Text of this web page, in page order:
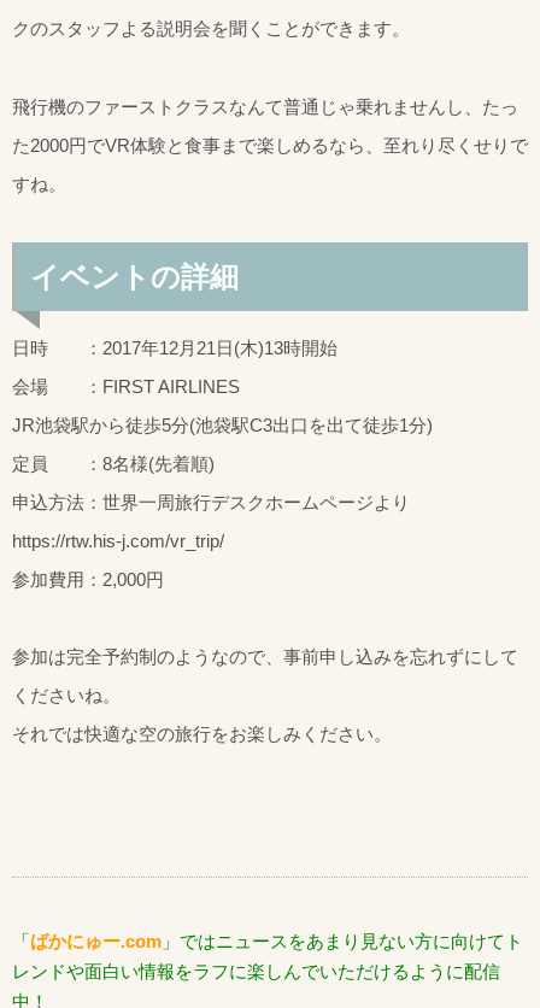
クのスタッフよる説明会を聞くことができます。
飛行機のファーストクラスなんて普通じゃ乗れませんし、たっ
た2000円でVR体験と食事まで楽しめるなら、至れり尽くせりで
すね。
イベントの詳細
日時 ：2017年12月21日(木)13時開始
会場 ：FIRST AIRLINES
JR池袋駅から徒歩5分(池袋駅C3出口を出て徒歩1分)
定員 ：8名様(先着順)
申込方法：世界一周旅行デスクホームページより
https://rtw.his-j.com/vr_trip/
参加費用：2,000円
参加は完全予約制のようなので、事前申し込みを忘れずにして
くださいね。
それでは快適な空の旅行をお楽しみください。
「ばかにゅー.com 」ではニュースをあまり見ない方に向けてト
レンドや面白い情報をラフに楽しんでいただけるように配信
中！